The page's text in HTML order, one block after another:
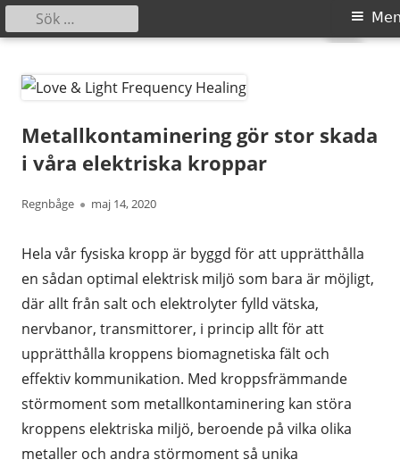
Primär
Sök
efter:
Metallkontaminering gör stor skada
i våra elektriska kroppar
Författare
Regnbåge
Publicerat
maj 14, 2020
Hela vår fysiska kropp är byggd för att upprätthålla
en sådan optimal elektrisk miljö som bara är möjligt,
där allt från salt och elektrolyter fylld vätska,
nervbanor, transmittorer, i princip allt för att
upprätthålla kroppens biomagnetiska fält och
effektiv kommunikation. Med kroppsfrämmande
störmoment som metallkontaminering kan störa
kroppens elektriska miljö, beroende på vilka olika
metaller och andra störmoment så unika